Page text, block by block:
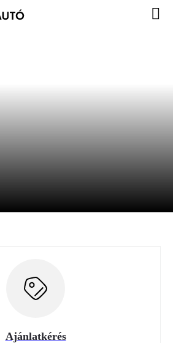
Ajánlatkérés